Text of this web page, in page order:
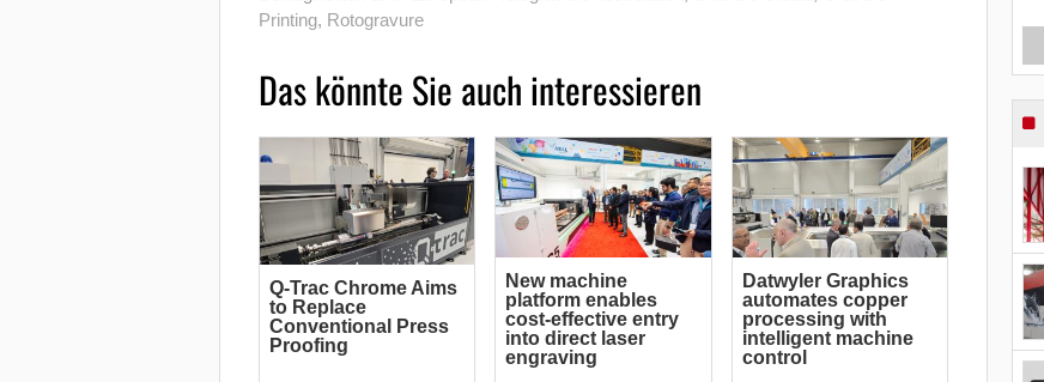
Printing, Rotogravure
Das könnte Sie auch interessieren
Q-Trac Chrome Aims
to Replace
Conventional Press
Proofing
New machine
platform enables
cost-effective entry
into direct laser
engraving
Datwyler Graphics
automates copper
processing with
intelligent machine
control